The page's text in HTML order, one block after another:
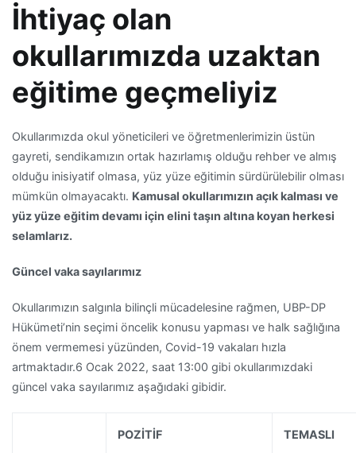
İhtiyaç olan
okullarımızda uzaktan
eğitime geçmeliyiz
Okullarımızda okul yöneticileri ve öğretmenlerimizin üstün
gayreti, sendikamızın ortak hazırlamış olduğu rehber ve almış
olduğu inisiyatif olmasa, yüz yüze eğitimin sürdürülebilir olması
mümkün olmayacaktı. Kamusal okullarımızın açık kalması ve
yüz yüze eğitim devamı için elini taşın altına koyan herkesi
selamlarız.
Güncel vaka sayılarımız
Okullarımızın salgınla bilinçli mücadelesine rağmen, UBP-DP
Hükümeti’nin seçimi öncelik konusu yapması ve halk sağlığına
önem vermemesi yüzünden, Covid-19 vakaları hızla
artmaktadır.6 Ocak 2022, saat 13:00 gibi okullarımızdaki
güncel vaka sayılarımız aşağıdaki gibidir.
POZİTİF TEMASLI